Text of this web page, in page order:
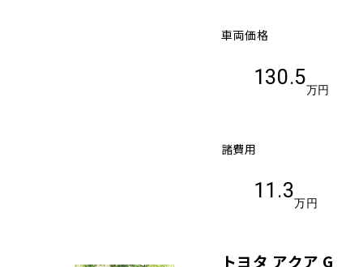
車両価格
130.5
万円
諸費用
11.3
万円
トヨタ アクア G